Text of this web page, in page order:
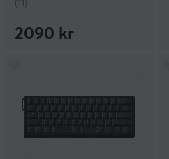
(11)
2090 kr